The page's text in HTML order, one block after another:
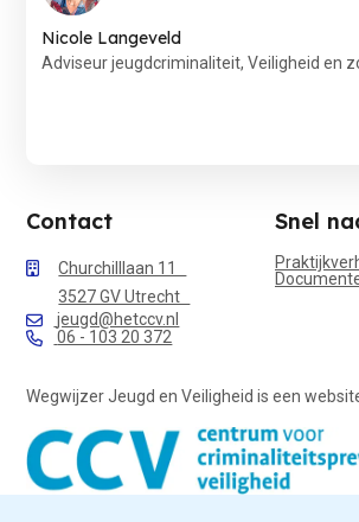
Nicole Langeveld
Adviseur jeugdcriminaliteit, Veiligheid en
Contact
Churchilllaan 11
3527 GV Utrecht
jeugd@hetccv.nl
06 - 103 20 372
Snel
Wegwijzer Jeugd en Veiligheid is een